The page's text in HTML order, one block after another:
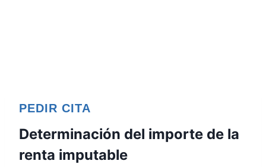
PEDIR CITA
Determinación del importe de la
renta imputable